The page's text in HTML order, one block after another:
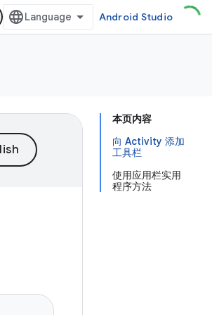
Android Studio
本页内容
向 Activity 添加
工具栏
使用应用栏实用
程序方法